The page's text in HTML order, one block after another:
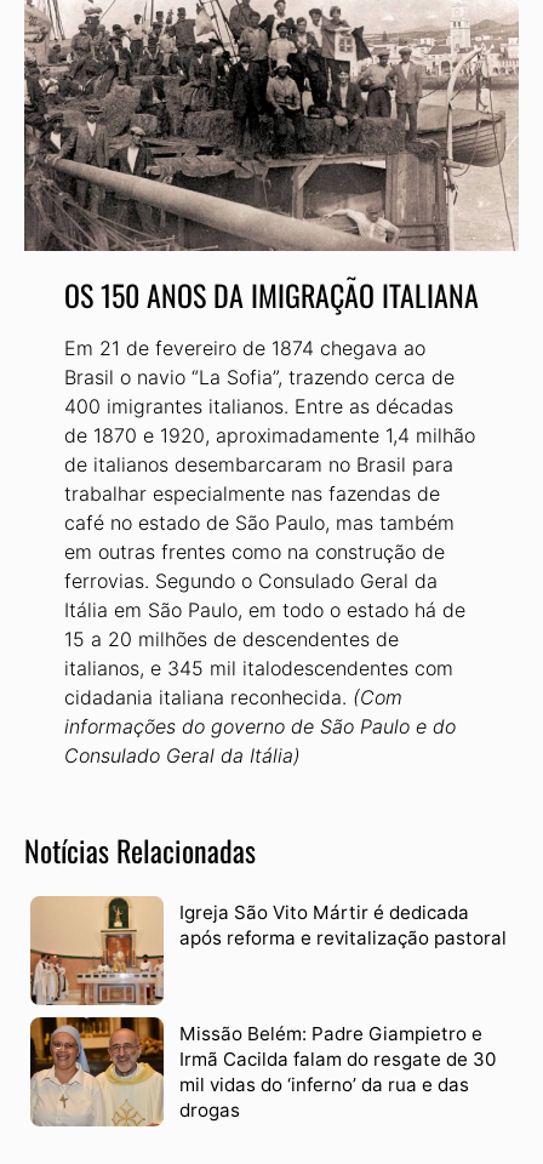
OS 150 ANOS DA IMIGRAÇÃO ITALIANA
Em 21 de fevereiro de 1874 chegava ao
Brasil o navio “La Sofia”, trazendo cerca de
400 imigrantes italianos. Entre as décadas
de 1870 e 1920, aproximadamente 1,4 milhão
de italianos desembarcaram no Brasil para
trabalhar especialmente nas fazendas de
café no estado de São Paulo, mas também
em outras frentes como na construção de
ferrovias. Segundo o Consulado Geral da
Itália em São Paulo, em todo o estado há de
15 a 20 milhões de descendentes de
italianos, e 345 mil italodescendentes com
cidadania italiana reconhecida. (Com
informações do governo de São Paulo e do
Consulado Geral da Itália)
Notícias Relacionadas
Igreja São Vito Mártir é dedicada
após reforma e revitalização pastoral
Missão Belém: Padre Giampietro e
Irmã Cacilda falam do resgate de 30
mil vidas do ‘inferno’ da rua e das
drogas